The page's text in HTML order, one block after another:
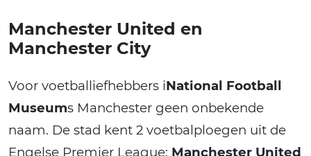
Manchester United en
Manchester City
Voor voetballiefhebbers iNational Football
Museums Manchester geen onbekende
naam. De stad kent 2 voetbalploegen uit de
Engelse Premier League: Manchester United